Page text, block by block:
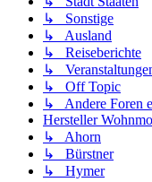
↳ Sonstige
↳ Ausland
↳ Reiseberichte
↳
↳ Off Topic
↳ Andere Foren
Hersteller
↳ Ahorn
↳ Bürstner
↳ Hymer